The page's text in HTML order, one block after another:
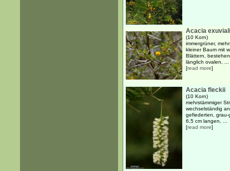
Acacia
(10 Korn)
immergrüner,
kleiner Baum mit
Blättern,
länglich ovalen, ...
[read more]
Acacia fleckii
(10 Korn)
mehrstämmiger
wechselständig
gefiederten,
6,5 cm langen, ...
[read more]